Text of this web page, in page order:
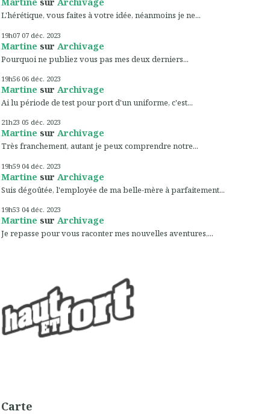
L'hérétique, vous faites à votre idée, néanmoins je ne...
19h07 07 déc. 2023
Martine sur Archivage
Pourquoi ne publiez vous pas mes deux derniers...
19h56 06 déc. 2023
Martine sur Archivage
Ai lu période de test pour port d'un uniforme, c'est...
21h23 05 déc. 2023
Martine sur Archivage
Très franchement, autant je peux comprendre notre...
19h59 04 déc. 2023
Martine sur Archivage
Suis dégoûtée, l'employée de ma belle-mère à parfaitement...
19h53 04 déc. 2023
Martine sur Archivage
Je repasse pour vous raconter mes nouvelles aventures,...
Carte